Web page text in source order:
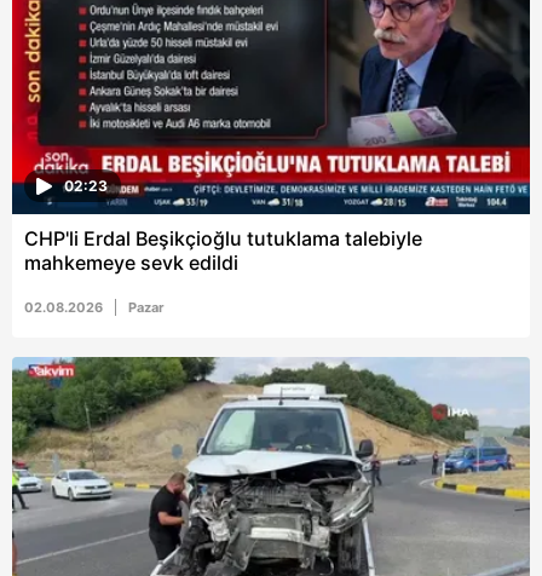
02:23
CHP'li Erdal Beşikçioğlu tutuklama talebiyle
mahkemeye sevk edildi
02.08.2026 Pazar